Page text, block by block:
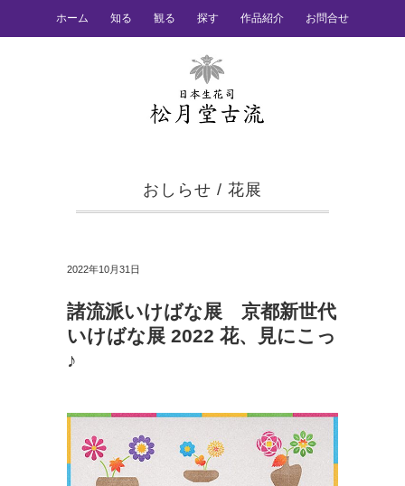
ホーム 知る 観る 探す 作品紹介 お問合せ
おしらせ / 花展
2022年10月31日
諸流派いけばな展 京都新世代
いけばな展 2022 花、見にこっ
♪